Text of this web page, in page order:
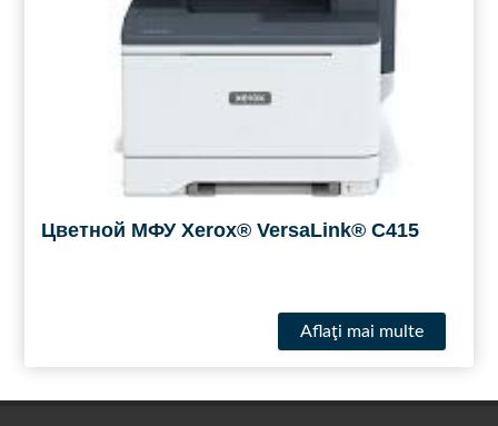
Цветной МФУ Xerox® VersaLink® C415
Aflaţi mai multe